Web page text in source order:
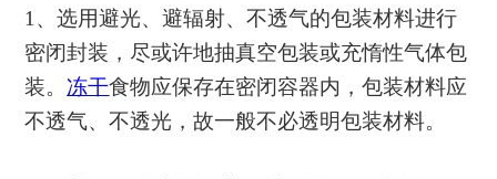
1、选用避光、避辐射、不透气的包装材料进行
密闭封装，尽或许地抽真空包装或充惰性气体包
装。 冻干食物应保存在密闭容器内，包装材料应
不透气、不透光，故一般不必透明包装材料。